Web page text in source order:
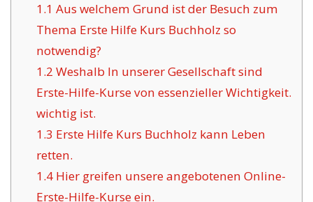
1.1 Aus welchem Grund ist der Besuch zum
Thema Erste Hilfe Kurs Buchholz so
notwendig?
1.2 Weshalb In unserer Gesellschaft sind
Erste-Hilfe-Kurse von essenzieller Wichtigkeit.
wichtig ist.
1.3 Erste Hilfe Kurs Buchholz kann Leben
retten.
1.4Hier greifen unsere angebotenen Online-
Erste-Hilfe-Kurse ein.